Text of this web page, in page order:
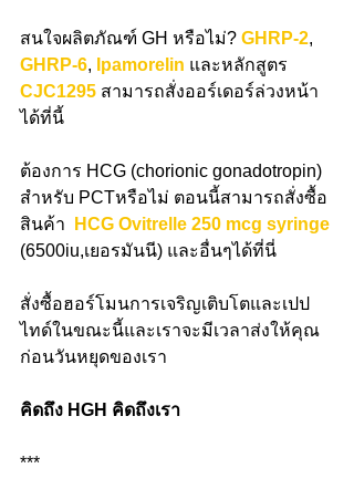
สนใจผลิตภัณฑ์ GH หรือไม่? GHRP-2,
GHRP-6, Ipamorelin และหลักสูตร
CJC1295 สามารถสั่งออร์เดอร์ล่วงหน้า
ได้ที่นี้
ต้องการ HCG (chorionic gonadotropin)
สําหรับ PCTหรือไม่ ตอนนี้สามารถสั่งซื้อ
สินค้า
HCG Ovitrelle 250 mcg syringe
(6500iu,เยอรมันนี) และอื่นๆได้ที่นี่
สั่งซื้อฮอร์โมนการเจริญเติบโตและเปป
ไทด์ในขณะนี้และเราจะมีเวลาส่งให้คุณ
ก่อนวันหยุดของเรา
คิดถึง HGH คิดถึงเรา
***